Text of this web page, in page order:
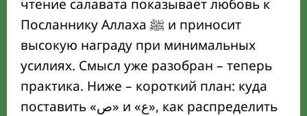
чтение салавата показывает любовь к
Посланнику Аллаха ﷺ и приносит
высокую награду при минимальных
усилиях. Смысл уже разобран – теперь
практика. Ниже – короткий план: куда
поставить «ص» и «ع», как распределить